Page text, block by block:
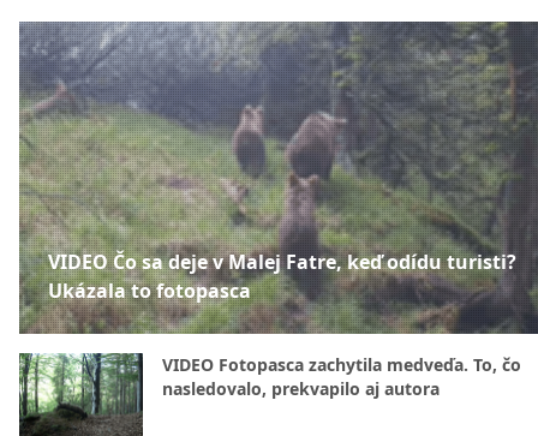
VIDEO Čo sa deje v Malej Fatre, keď odídu turisti?
Ukázala to fotopasca
VIDEO Fotopasca zachytila medveďa. To, čo
nasledovalo, prekvapilo aj autora